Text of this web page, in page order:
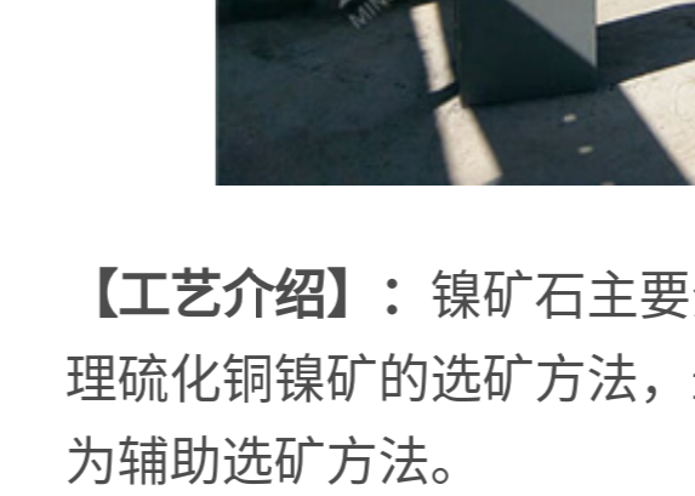
【工艺介绍】： 镍矿石主
理硫化铜镍矿的选矿方法
为辅助选矿方法。